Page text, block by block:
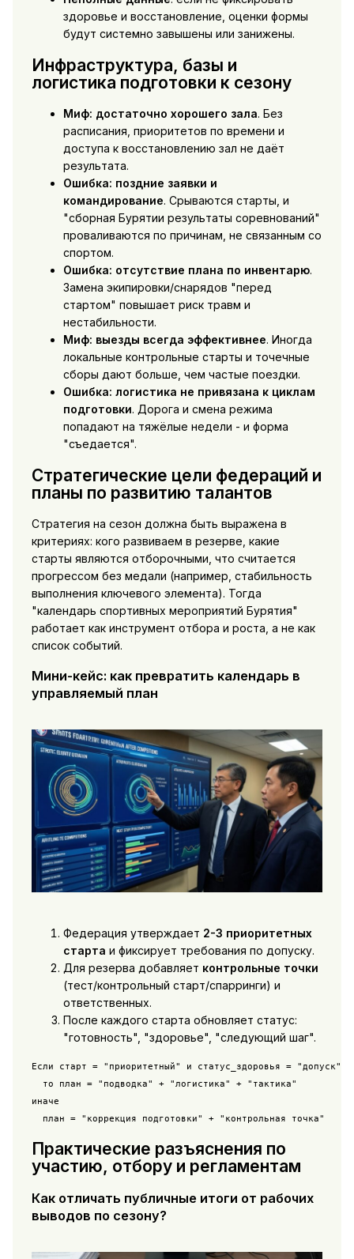
здоровье и восстановление, оценки формы
будут системно завышены или занижены.
Инфраструктура, базы и
логистика подготовки к сезону
Миф: достаточно хорошего зала. Без
расписания, приоритетов по времени и
доступа к восстановлению зал не даёт
результата.
Ошибка: поздние заявки и
командирование. Срываются старты, и
"сборная Бурятии результаты соревнований"
проваливаются по причинам, не связанным со
спортом.
Ошибка: отсутствие плана по инвентарю.
Замена экипировки/снарядов "перед
стартом" повышает риск травм и
нестабильности.
Миф: выезды всегда эффективнее. Иногда
локальные контрольные старты и точечные
сборы дают больше, чем частые поездки.
Ошибка: логистика не привязана к циклам
подготовки. Дорога и смена режима
попадают на тяжёлые недели - и форма
"съедается".
Стратегические цели федераций и
планы по развитию талантов
Стратегия на сезон должна быть выражена в
критериях: кого развиваем в резерве, какие
старты являются отборочными, что считается
прогрессом без медали (например, стабильность
выполнения ключевого элемента). Тогда
"календарь спортивных мероприятий Бурятия"
работает как инструмент отбора и роста, а не как
список событий.
Мини-кейс: как превратить календарь в
управляемый план
Федерация утверждает 2-3 приоритетных
старта и фиксирует требования по допуску.
Для резерва добавляет контрольные точки
(тест/контрольный старт/спарринги) и
ответственных.
После каждого старта обновляет статус:
"готовность", "здоровье", "следующий шаг".
Если старт = "приоритетный" и статус_здоровья = "допуск"
  то план = "подводка" + "логистика" + "тактика"
иначе
Практические разъяснения по
участию, отбору и регламентам
Как отличать публичные итоги от рабочих
выводов по сезону?